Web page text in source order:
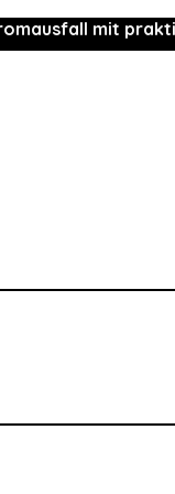
mit